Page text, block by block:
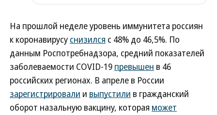
На прошлой неделе уровень иммунитета россиян
к коронавирусу снизился с 48% до 46,5%. По
данным Роспотребнадзора, средний показателей
заболеваемости COVID-19 превышен в 46
российских регионах. В апреле в России
зарегистрировали и выпустили в гражданский
оборот назальную вакцину, которая может